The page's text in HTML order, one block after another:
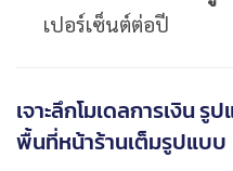
เปอร์เซ็นต์ต่อปี
เจาะลึกโมเดลการเงิน รู
พื้นที่หน้าร้านเต็มรูปแบบ